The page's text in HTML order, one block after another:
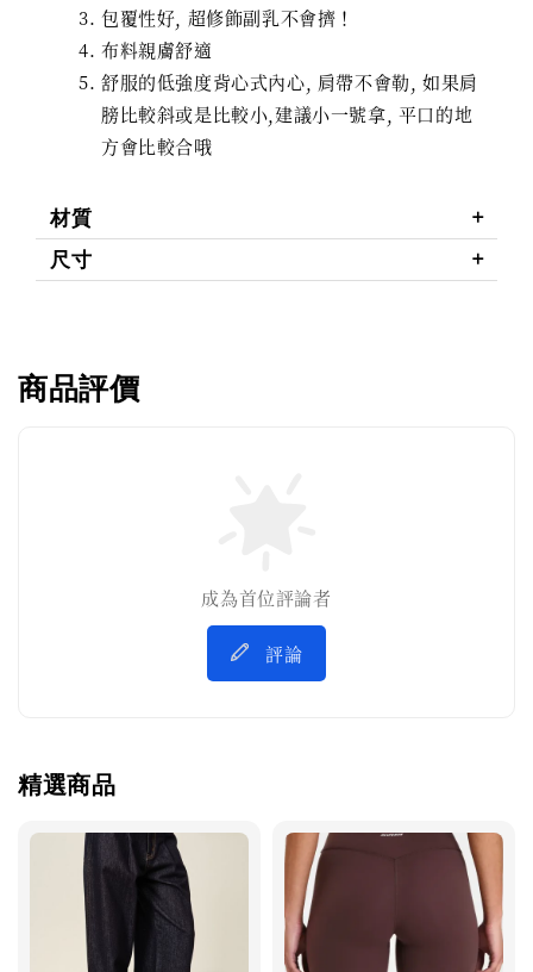
包覆性好, 超修飾副乳不會擠！
布料親膚舒適
舒服的低強度背心式內心, 肩帶不會勒, 如果肩
膀比較斜或是比較小,建議小一號拿, 平口的地
方會比較合哦
材質
尺寸
商品評價
成為首位評論者
評論
精選商品